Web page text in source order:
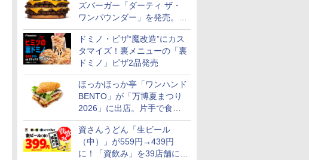
ズバーガー「ダーティ ザ・
ワンパウンダー」を発売。総
カロリー約1656kcal、総重量
約527g！
ドミノ・ピザ“魔改造”にカス
タマイズ！裏メニューの「裏
ドミノ」ピザ2品発売
ほっかほっか亭「ワンハンド
BENTO」が「万博夏まつり
2026」に出店。片手で食べ
られる海苔弁や和牛きんぴら
を販売
資さんうどん「生ビール
（中）」が559円→439円
に！「資飲み」を39店舗に拡